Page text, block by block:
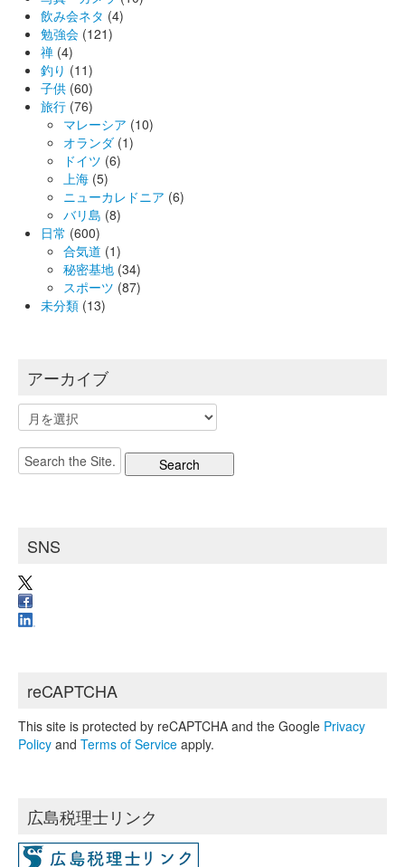
飲み会ネタ (4)
勉強会 (121)
禅 (4)
釣り (11)
子供 (60)
旅行 (76)
マレーシア (10)
オランダ (1)
ドイツ (6)
上海 (5)
ニューカレドニア (6)
バリ島 (8)
日常 (600)
合気道 (1)
秘密基地 (34)
スポーツ (87)
未分類 (13)
アーカイブ
ア
ー
カ
イ
Search
for:
SNS
reCAPTCHA
This site is protected by reCAPTCHA and the Google Privacy
Policy and Terms of Service apply.
広島税理士リンク